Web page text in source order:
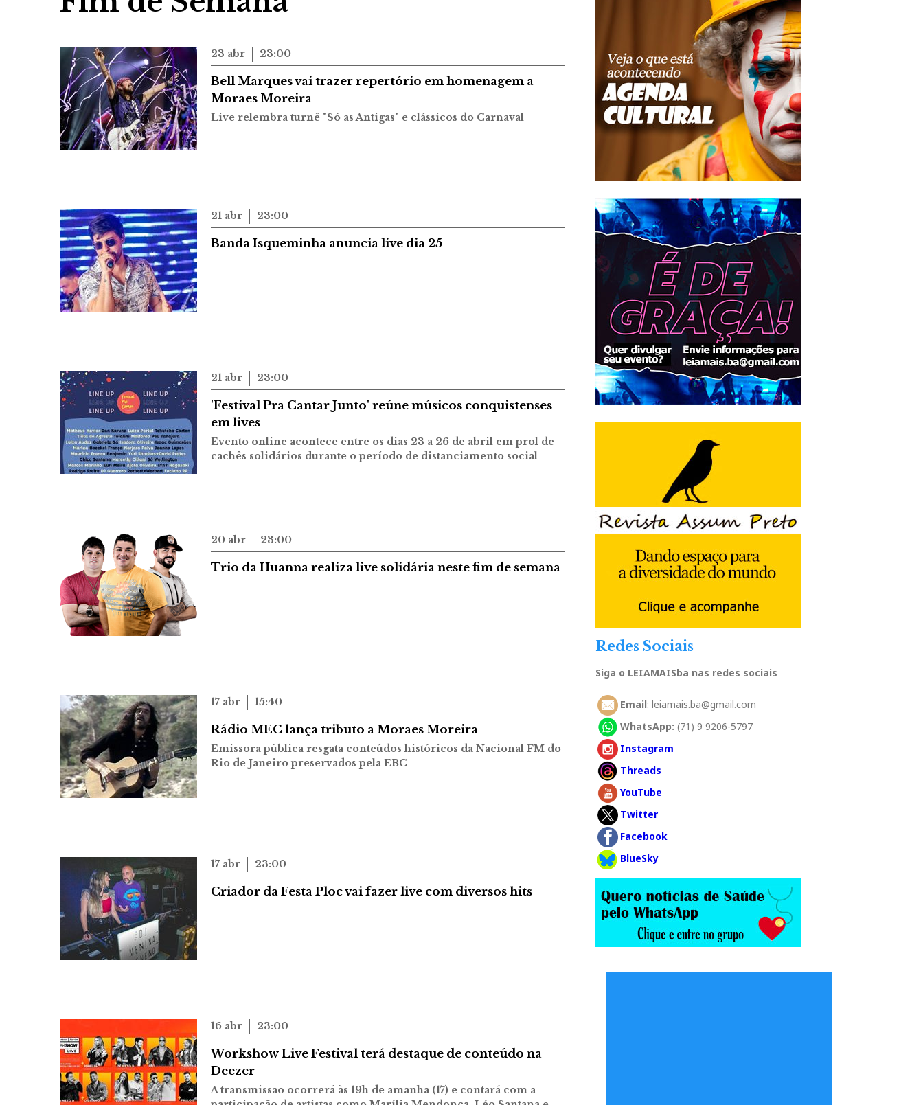
23 abr 23:00
Bell Marques vai trazer repertório em homenagem a
Moraes Moreira
Live relembra turnê "Só as Antigas" e clássicos do Carnaval
21 abr 23:00
Banda Isqueminha anuncia live dia 25
21 abr 23:00
'Festival Pra Cantar Junto' reúne músicos conquistenses
em lives
Evento online acontece entre os dias 23 a 26 de abril em prol de
cachês solidários durante o período de distanciamento social
20 abr 23:00
Trio da Huanna realiza live solidária neste fim de semana
17 abr 15:40
Rádio MEC lança tributo a Moraes Moreira
Emissora pública resgata conteúdos históricos da Nacional FM do
Rio de Janeiro preservados pela EBC
17 abr 23:00
Criador da Festa Ploc vai fazer live com diversos hits
16 abr 23:00
Workshow Live Festival terá destaque de conteúdo na
Deezer
A transmissão ocorrerá às 19h de amanhã (17) e contará com a
Redes Sociais
Siga o LEIAMAISba nas redes sociais
Email: leiamais.ba@gmail.com
WhatsApp: (71) 9 9206-5797
Instagram
Threads
YouTube
Twitter
Facebook
BlueSky